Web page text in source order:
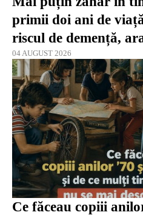
primii doi ani de
riscul de demență,
04 AUGUST 2026
Ce făceau copiii